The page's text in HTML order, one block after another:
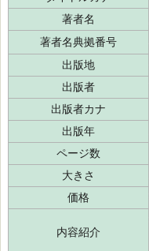
著者名
著者名典拠番号
出版地
出版者
出版者カナ
出版年
ページ数
大きさ
価格
内容紹介